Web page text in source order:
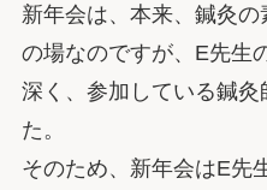
新年会は、本来、鍼灸
の場なのですが、E先生
深く、参加している鍼
た。
そのため、新年会はE先